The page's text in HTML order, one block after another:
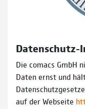
Die comacs GmbH
Daten ernst und
auf der Webseite